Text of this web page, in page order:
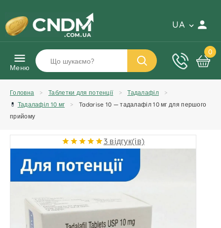
UA
Меню
0
Головна Таблетки для потенції
Тадалафіл
💊 Тадалафіл 10 мг
Tadarise 10 — тадалафіл 10 мг для першого
прийому
3 відгук(ів)